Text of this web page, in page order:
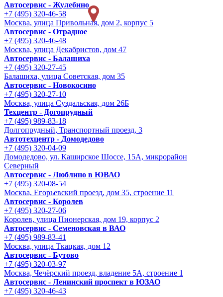
Автосервис - Жулебино
+7 (495) 320-46-58
Москва, улица Привольная, дом 2, корпус 5
Автосервис - Отрадное
+7 (495) 320-46-48
Москва, улица Декабристов, дом 47
Автосервис - Балашиха
+7 (495) 320-27-45
Балашиха, улица Советская, дом 35
Автосервис - Новокосино
+7 (495) 320-27-10
Москва, улица Суздальская, дом 26Б
Техцентр - Догопрудный
+7 (495) 989-83-18
Долгопрудный, Транспортный проезд, 3
Автотехцентр - Домодедово
+7 (495) 320-04-09
Домодедово, ул. Каширское Шоссе, 15А, микрорайон
Северный
Автосервис - Люблино в ЮВАО
+7 (495) 320-08-54
Москва, Егорьевский проезд, дом 35, строение 11
Автосервис - Королев
+7 (495) 320-27-06
Королев, улица Пионерская, дом 19, корпус 2
Автосервис - Семеновская в ВАО
+7 (495) 989-83-41
Москва, улица Ткацкая, дом 12
Автосервис - Бутово
+7 (495) 320-03-97
Москва, Чечёрский проезд, владение 5А, строение 1
Автосервис - Ленинский проспект в ЮЗАО
+7 (495) 320-46-43